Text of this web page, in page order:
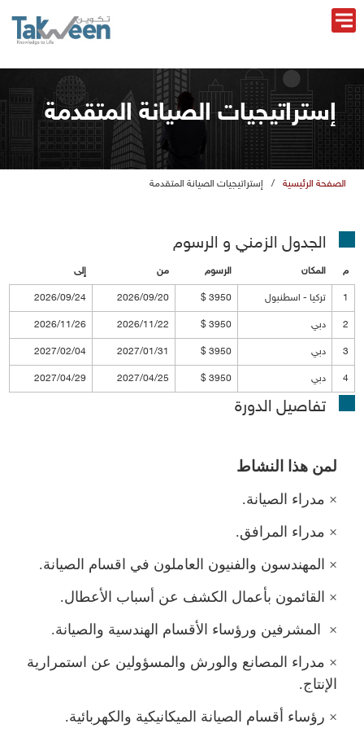
إستراتيجيات الصيانة المتقدمة
الصفحة الرئيسية / إستراتيجيات الصيانة المتقدمة
الجدول الزمني و الرسو
المكان الرسو ن إلى
1 تركيا - اسطنبو 3950 $
2026/09/20
2026/09/24
2 دبي 3950 $
2026/11/22
2026/11/26
3 دبي 3950 $
2027/01/31
2027/02/04
4 دبي 3950 $
2027/04/25
2027/04/29
تفاصيل الدورة
ن هذا النشاط
× دراء الصيانة.
× دراء المرافق.
× المهندسون والفنيون العاملون في اقسام الصيانة.
× القائمون بأعمال الكشف عن أسباب الأعطال.
×
‏ المشرفين ورؤساء الأقسام الهندسية والصيانة.
× دراء المصانع والورش والمسؤولين عن استمرارية
الإنتاج.
× رؤساء أقسام الصيانة الميكانيكية والكهربائية.